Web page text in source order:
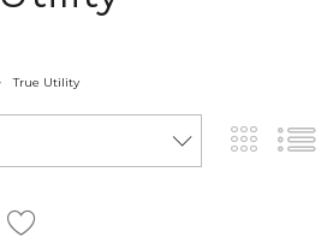
True Utility